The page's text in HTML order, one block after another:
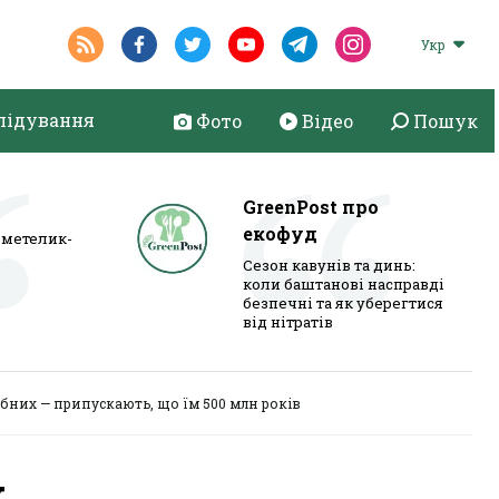
Укр
Фото Відео Пошук
GreenPost про
екофуд
Сезон кавунів та динь:
коли баштанові насправді
безпечні та як уберегтися
від нітратів
— припускають, що їм 500 млн років